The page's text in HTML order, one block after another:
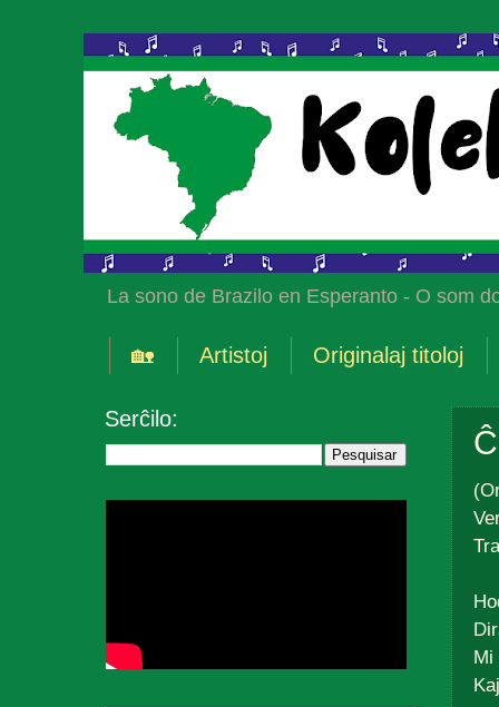
La sono de Brazilo en Esperanto - O som
🏡 Artistoj Originalaj titoloj
Mi
Serĉilo: